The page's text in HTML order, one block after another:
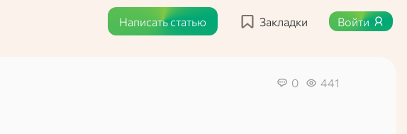
Написать статью Закладки Войти
0 441